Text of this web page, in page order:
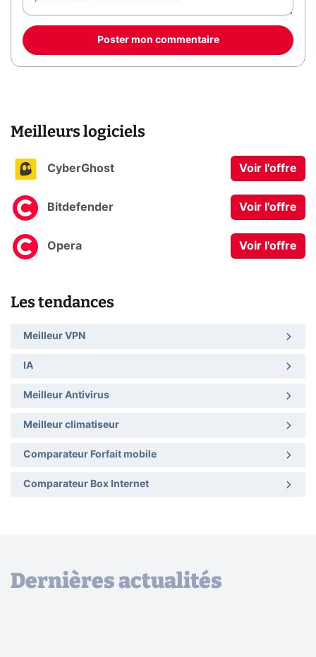
Poster mon commentaire
Meilleurs logiciels
CyberGhost Voir l'offre
Bitdefender Voir l'offre
Opera Voir l'offre
Les tendances
Meilleur VPN
IA
Meilleur Antivirus
Meilleur climatiseur
Comparateur Forfait mobile
Comparateur Box Internet
Dernières actualités